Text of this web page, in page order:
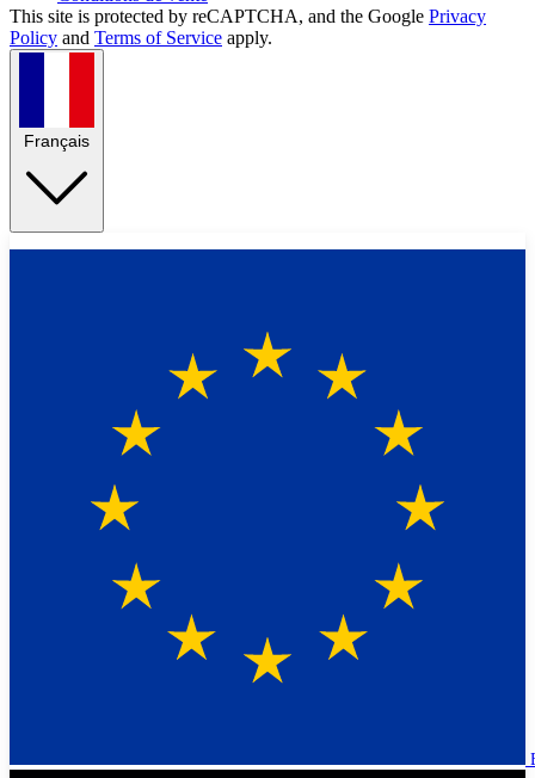
This site is protected by reCAPTCHA, and the Google Privacy
Policy and Terms of Service apply.
Français